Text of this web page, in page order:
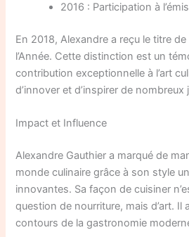
2016 : Participation à
En 2018, Alexandre a reçu le titre
l’Année. Cette distinction est un
contribution exceptionnelle à l’art
d’innover et d’inspirer de nombreux
Impact et Influence
Alexandre Gauthier a marqué de
monde culinaire grâce à son style
innovantes. Sa façon de cuisiner
question de nourriture, mais d’art. Il
contours de la gastronomie